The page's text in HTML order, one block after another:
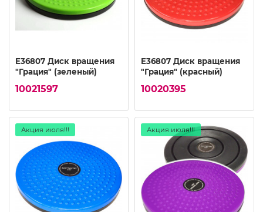
E36807 Диск вращения
"Грация" (зеленый)
10021597
E36807 Диск вращения
"Грация" (красный)
10020395
Акция июля!!! Акция июля!!!